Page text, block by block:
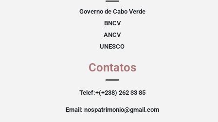
Governo de Cabo Verde
BNCV
ANCV
UNESCO
Contatos
Telef:+(+238) 262 33 85
Email: nospatrimonio@gmail.com